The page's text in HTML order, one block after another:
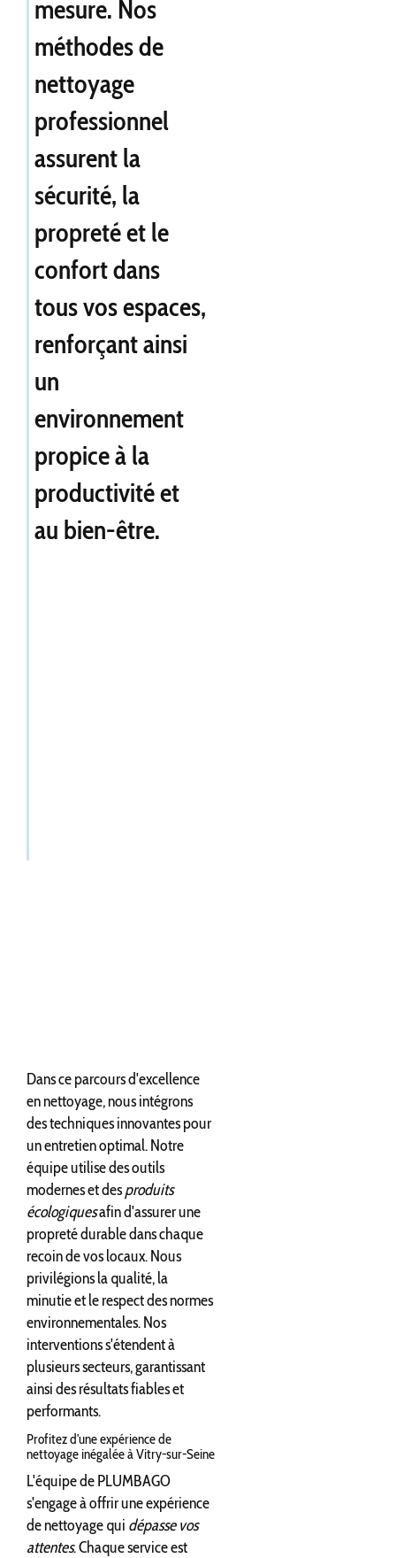
mesure. Nos
méthodes de
nettoyage
professionnel
assurent la
sécurité, la
propreté et le
confort dans
tous vos espaces,
renforçant ainsi
un
environnement
propice à la
productivité et
au bien-être.
Dans ce parcours d'excellence
en nettoyage, nous intégrons
des techniques innovantes pour
un entretien optimal. Notre
équipe utilise des outils
modernes et desproduits
écologiquesafin d'assurer une
propreté durable dans chaque
recoin de vos locaux. Nous
privilégions la qualité, la
minutie et le respect des normes
environnementales. Nos
interventions s'étendent à
plusieurs secteurs, garantissant
ainsi des résultats fiables et
performants.
Profitez d'une expérience de
nettoyage inégalée à Vitry-sur-Seine
L'équipe de PLUMBAGO
s'engage à offrir une expérience
de nettoyage qui dépasse vos
attentes. Chaque service est